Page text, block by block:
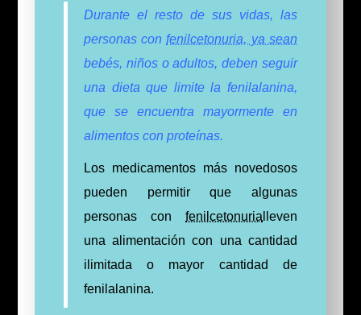
Durante el resto de sus vidas, las
personas con fenilcetonuria, ya sean
bebés, niños o adultos, deben seguir
una dieta que limite la fenilalanina,
que se encuentra mayormente en
alimentos con proteínas.
Los medicamentos más novedosos
pueden permitir que algunas
personas confenilcetonuria lleven
una alimentación con una cantidad
ilimitada o mayor cantidad de
fenilalanina.